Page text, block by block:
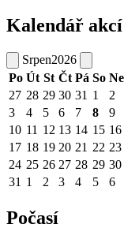
Kalendář akcí
Srpen2026
Po Út St Čt Pá So Ne
27 28 29 30 31 1
2
3
4 5 6 7 8
9
10 11 12 13 14 15 16
17 18 19 20 21 22 23
24 25 26 27 28 29 30
31 1 2 3 4 5 6
Počasí